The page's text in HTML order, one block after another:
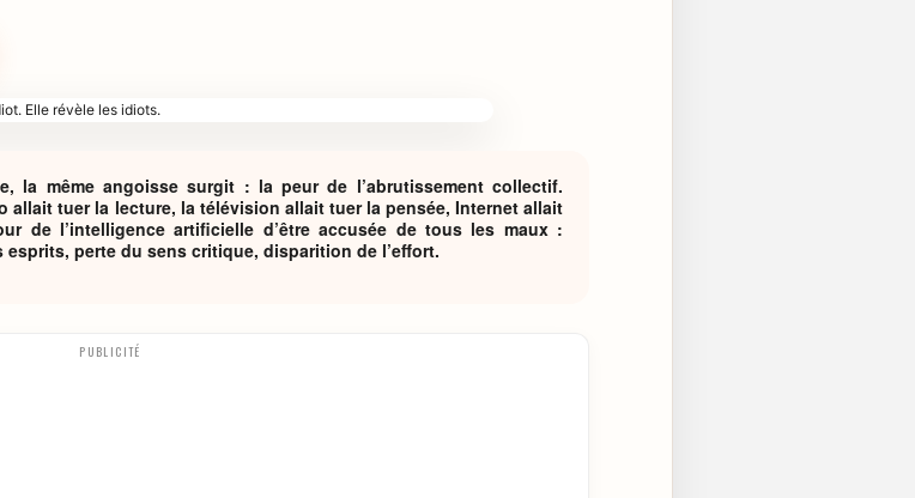
la même angoisse surgit : la peur de l’abrutissement collectif.
allait tuer la lecture, la télévision allait tuer la pensée, Internet allait
de l’intelligence artificielle d’être accusée de tous les maux :
perte du sens critique, disparition de l’effort.
PUBLICITÉ